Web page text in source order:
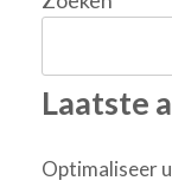
Laatste
Optimaliseer